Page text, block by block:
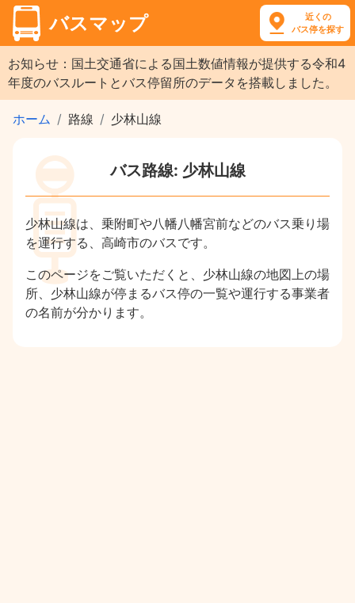
バスマップ
近くの
バス停を探す
お知らせ：国土交通省による国土数値情報が提供する令和4
年度のバスルートとバス停留所のデータを搭載しました。
ホーム 路線 少林山線
バス路線: 少林山線
少林山線は、乗附町や八幡八幡宮前などのバス乗り場
を運行する、高崎市のバスです。
このページをご覧いただくと、少林山線の地図上の場
所、少林山線が停まるバス停の一覧や運行する事業者
の名前が分かります。